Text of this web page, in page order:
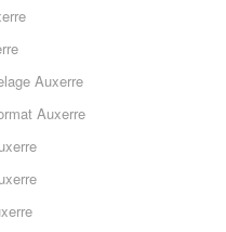
Auxerre
Auxerre